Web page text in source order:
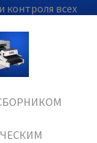
контроля всех